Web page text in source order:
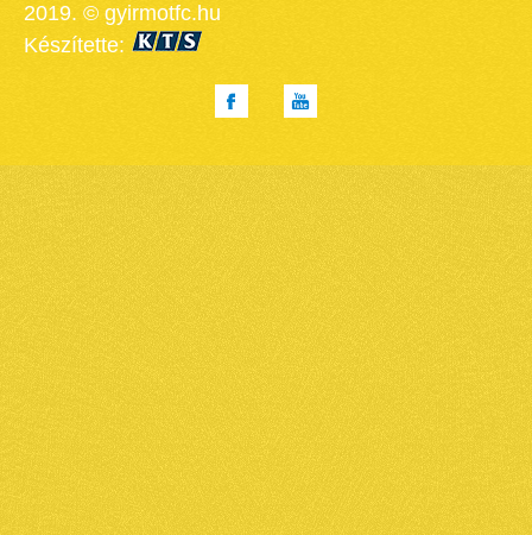
2019. © gyirmotfc.hu
Készítette: